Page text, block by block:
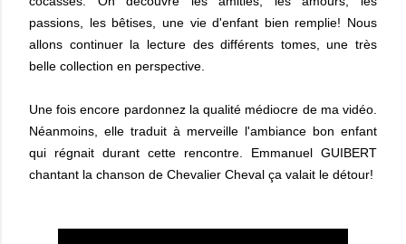
passions, les bêtises, une vie d'enfant bien remplie! Nous
allons continuer la lecture des différents tomes, une très
belle collection en perspective.
Une fois encore pardonnez la qualité médiocre de ma vidéo.
Néanmoins, elle traduit à merveille l'ambiance bon enfant
qui régnait durant cette rencontre. Emmanuel GUIBERT
chantant la chanson de Chevalier Cheval ça valait le détour!